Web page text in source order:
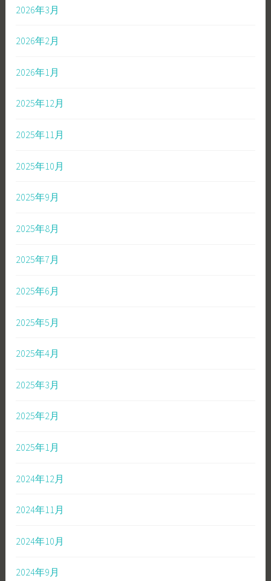
2026年3月
2026年2月
2026年1月
2025年12月
2025年11月
2025年10月
2025年9月
2025年8月
2025年7月
2025年6月
2025年5月
2025年4月
2025年3月
2025年2月
2025年1月
2024年12月
2024年11月
2024年10月
2024年9月